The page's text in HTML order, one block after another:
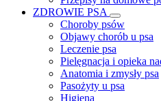
ZDROWIE PSA
Choroby psów
Objawy chorób u psa
Leczenie psa
Pielęgnacja i opieka
Anatomia i zmysły psa
Pasożyty u psa
Higiena